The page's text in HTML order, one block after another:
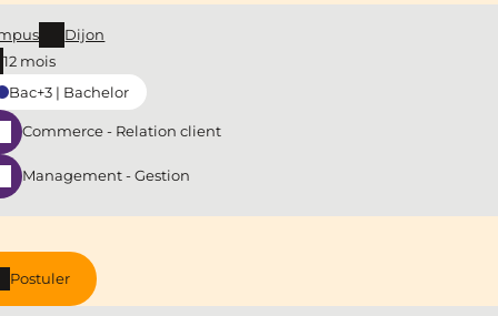
Postuler
Dijon
12 mois
Bac+3 | Bachelor
Commerce - Relation client
Management - Gestion